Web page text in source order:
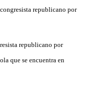
republicano por
que se encuentra en